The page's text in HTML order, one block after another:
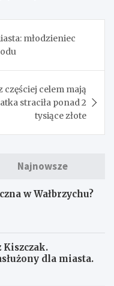
młodzieniec
częściej celem mają
straciła ponad 2
tysiące złote
Najnowsze
w Wałbrzychu?
Kiszczak.
dla miasta.